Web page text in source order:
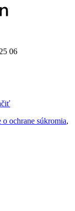
06
o ochrane súkromia,